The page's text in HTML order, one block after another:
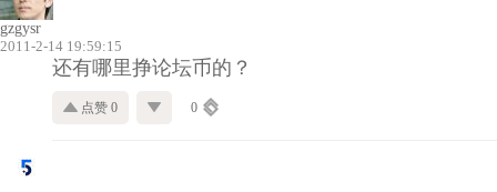
gzgysr
2011-2-14 19:59:15
还有哪里挣论坛币的？
点赞 0 0